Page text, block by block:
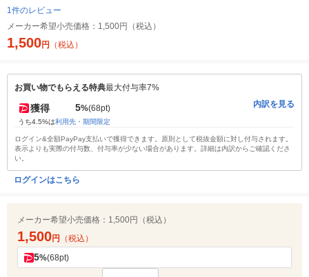
1件のレビュー
メーカー希望小売価格： 1,500円（税込）
1,500円 （税込）
お買い物でもらえる特典最大付与率7%
獲得 5%(68pt)
うち4.5%は利用先・期間限定
内訳を見る
ログイン&全額PayPay支払いで獲得できます。原則として税抜金額に対し付与されます。
表示よりも実際の付与数、付与率が少ない場合があります。詳細は内訳からご確認くださ
い。
ログインはこちら
メーカー希望小売価格： 1,500円（税込）
1,500円 （税込）
5%(68pt)